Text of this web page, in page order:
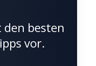
besten
vor.